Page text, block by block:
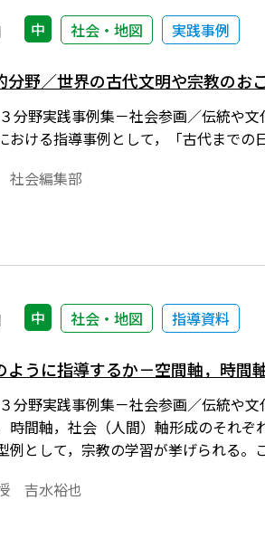
中 社会・地図 実践事例
分野／世界の古代文明や宗教のお
３分野実践事例集－社会参画／伝統や
おける指導事例として，「古代までの
社会編集部
中 社会・地図 指導資料
ように指導するか－空間軸，時
３分野実践事例集－社会参画／伝統や
時間軸，社会（人間）軸形成のそれ
例として，宗教の学習が挙げられる
吉水裕也